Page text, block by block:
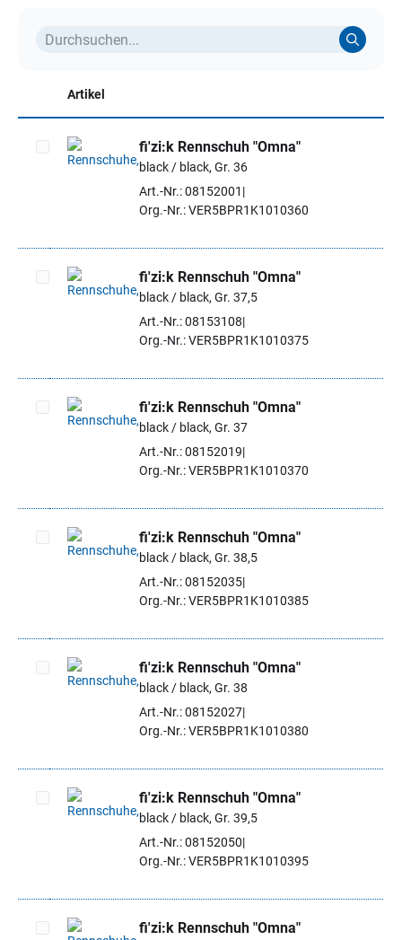
Artikel
Artikel auswählen
fi'zi:k Rennschuh "Omna"
black / black, Gr. 36
Art.-Nr.: 08152001
Org.-Nr.: VER5BPR1K1010360
Artikel auswählen
fi'zi:k Rennschuh "Omna"
black / black, Gr. 37,5
Art.-Nr.: 08153108
Org.-Nr.: VER5BPR1K1010375
Artikel auswählen
fi'zi:k Rennschuh "Omna"
black / black, Gr. 37
Art.-Nr.: 08152019
Org.-Nr.: VER5BPR1K1010370
Artikel auswählen
fi'zi:k Rennschuh "Omna"
black / black, Gr. 38,5
Art.-Nr.: 08152035
Org.-Nr.: VER5BPR1K1010385
Artikel auswählen
fi'zi:k Rennschuh "Omna"
black / black, Gr. 38
Art.-Nr.: 08152027
Org.-Nr.: VER5BPR1K1010380
Artikel auswählen
fi'zi:k Rennschuh "Omna"
black / black, Gr. 39,5
Art.-Nr.: 08152050
Org.-Nr.: VER5BPR1K1010395
fi'zi:k Rennschuh "Omna"